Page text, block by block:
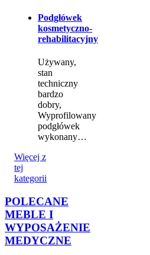
Podgłówek
kosmetyczno-
rehabilitacyjny
Używany,
stan
techniczny
bardzo
dobry,
Wyprofilowany
podgłówek
wykonany…
Więcej z
tej
kategorii
POLECANE
MEBLE I
WYPOSAŻENIE
MEDYCZNE